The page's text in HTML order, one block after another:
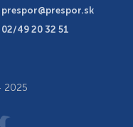
prespor@prespor.sk
02/49 20 32 51
2025